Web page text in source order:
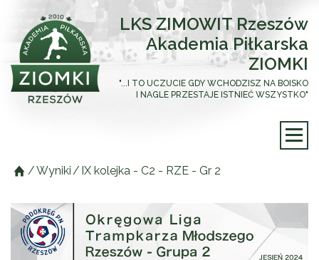
LKS ZIMOWIT Rzeszów
Akademia Piłkarska
ZIOMKI
"...I TO UCZUCIE GDY WCHODZISZ NA BOISKO
I NAGLE PRZESTAJE ISTNIEĆ WSZYSTKO"
/Wyniki / IX kolejka - C2 - RZE - Gr 2